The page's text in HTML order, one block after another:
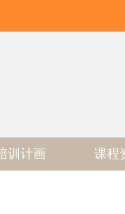
训计画 课程